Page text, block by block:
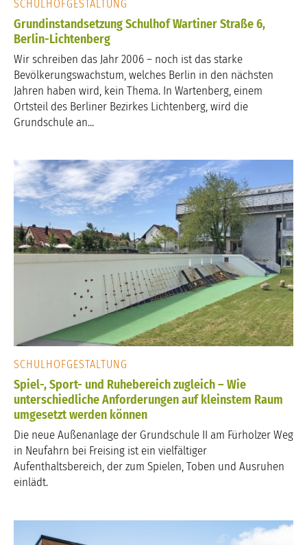
SCHULHOFGESTALTUNG
Grundinstandsetzung Schulhof Wartiner Straße 6,
Berlin-Lichtenberg
Wir schreiben das Jahr 2006 – noch ist das starke
Bevölkerungswachstum, welches Berlin in den nächsten
Jahren haben wird, kein Thema. In Wartenberg, einem
Ortsteil des Berliner Bezirkes Lichtenberg, wird die
Grundschule an...
SCHULHOFGESTALTUNG
Spiel-, Sport- und Ruhebereich zugleich – Wie
unterschiedliche Anforderungen auf kleinstem Raum
umgesetzt werden können
Die neue Außenanlage der Grundschule II am Fürholzer Weg
in Neufahrn bei Freising ist ein vielfältiger
Aufenthaltsbereich, der zum Spielen, Toben und Ausruhen
einlädt.